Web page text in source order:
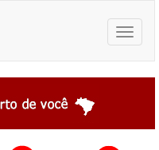
Toggle